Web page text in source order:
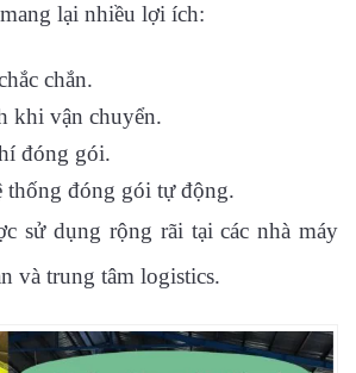
lại nhiều lợi ích:
chắn.
khi vận chuyển.
đóng gói.
thống đóng gói tự động.
sử dụng rộng rãi tại các nhà máy
và trung tâm logistics.